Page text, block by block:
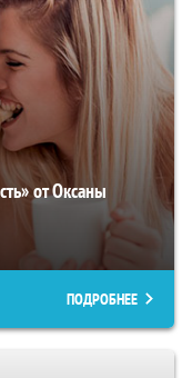
от Оксаны
ПОДРОБНЕЕ